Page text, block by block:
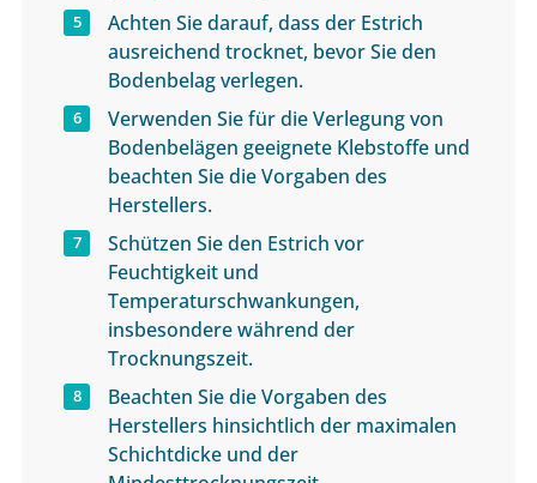
Achten Sie darauf, dass der Estrich
ausreichend trocknet, bevor Sie den
Bodenbelag verlegen.
Verwenden Sie für die Verlegung von
Bodenbelägen geeignete Klebstoffe und
beachten Sie die Vorgaben des
Herstellers.
Schützen Sie den Estrich vor
Feuchtigkeit und
Temperaturschwankungen,
insbesondere während der
Trocknungszeit.
Beachten Sie die Vorgaben des
Herstellers hinsichtlich der maximalen
Schichtdicke und der